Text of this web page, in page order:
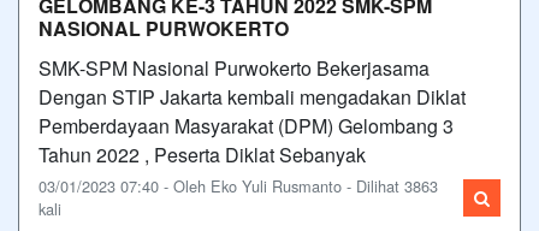
NASIONAL PURWOKERTO
SMK-SPM Nasional Purwokerto Bekerjasama
Dengan STIP Jakarta kembali mengadakan Diklat
Pemberdayaan Masyarakat (DPM) Gelombang 3
Tahun 2022 , Peserta Diklat Sebanyak
03/01/2023 07:40 - Oleh Eko Yuli Rusmanto - Dilihat 3863
kali